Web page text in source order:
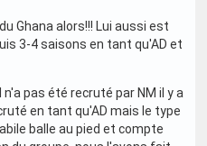
Ghana alors!!! Lui aussi est
3-4 saisons en tant qu'AD et
pas été recruté par NM il y a
en tant qu'AD mais le type
balle au pied et compte